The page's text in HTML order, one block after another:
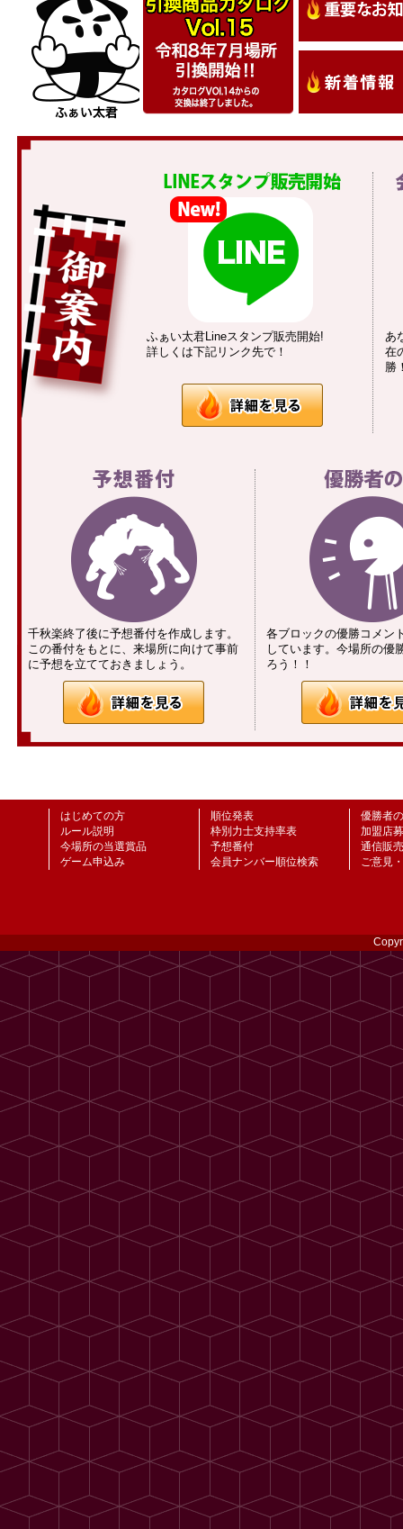
ふぁい太君Lineスタンプ販売開始!
詳しくは下記リンク先で！
あ
在
勝
千秋楽終了後に予想番付を作成します。
この番付をもとに、来場所に向けて事前
に予想を立てておきましょう。
各ブロックの優勝コメン
しています。今場所の優
ろう！！
はじめての方
ルール説明
今場所の当選賞品
ゲーム申込み
順位発表
枠別力士支持率表
予想番付
会員ナンバー順位検索
優勝者
加盟店
通信販
ご意見